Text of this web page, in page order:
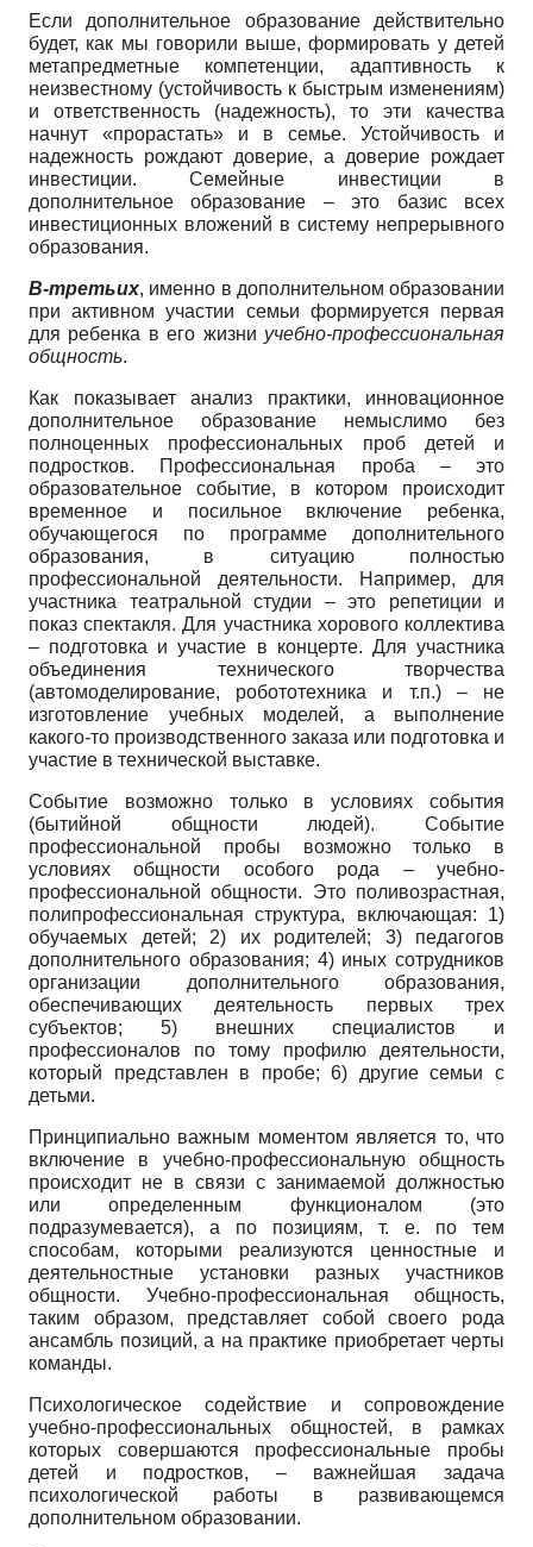
Если дополнительное образование действительно
будет, как мы говорили выше, формировать у детей
метапредметные компетенции, адаптивность к
неизвестному (устойчивость к быстрым изменениям)
и ответственность (надежность), то эти качества
начнут «прорастать» и в семье. Устойчивость и
надежность рождают доверие, а доверие рождает
инвестиции. Семейные инвестиции в
дополнительное образование – это базис всех
инвестиционных вложений в систему непрерывного
образования.
В-третьих, именно в дополнительном образовании
при активном участии семьи формируется первая
для ребенка в его жизни учебно-профессиональная
общность.
Как показывает анализ практики, инновационное
дополнительное образование немыслимо без
полноценных профессиональных проб детей и
подростков. Профессиональная проба – это
образовательное событие, в котором происходит
временное и посильное включение ребенка,
обучающегося по программе дополнительного
образования, в ситуацию полностью
профессиональной деятельности. Например, для
участника театральной студии – это репетиции и
показ спектакля. Для участника хорового коллектива
– подготовка и участие в концерте. Для участника
объединения технического творчества
(автомоделирование, робототехника и т.п.) – не
изготовление учебных моделей, а выполнение
какого-то производственного заказа или подготовка и
участие в технической выставке.
Событие возможно только в условиях события
(бытийной общности людей). Событие
профессиональной пробы возможно только в
условиях общности особого рода – учебно-
профессиональной общности. Это поливозрастная,
полипрофессиональная структура, включающая: 1)
обучаемых детей; 2) их родителей; 3) педагогов
дополнительного образования; 4) иных сотрудников
организации дополнительного образования,
обеспечивающих деятельность первых трех
субъектов; 5) внешних специалистов и
профессионалов по тому профилю деятельности,
который представлен в пробе; 6) другие семьи с
детьми.
Принципиально важным моментом является то, что
включение в учебно-профессиональную общность
происходит не в связи с занимаемой должностью
или определенным функционалом (это
подразумевается), а по позициям, т. е. по тем
способам, которыми реализуются ценностные и
деятельностные установки разных участников
общности. Учебно-профессиональная общность,
таким образом, представляет собой своего рода
ансамбль позиций, а на практике приобретает черты
команды.
Психологическое содействие и сопровождение
учебно-профессиональных общностей, в рамках
которых совершаются профессиональные пробы
детей и подростков, – важнейшая задача
психологической работы в развивающемся
дополнительном образовании.